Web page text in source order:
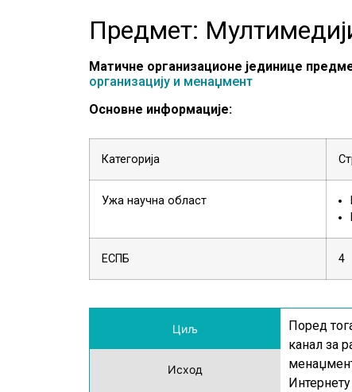
Предмет:
Матичне организационе јединице
организацију и менаџмент
Основне информације:
Категорија
Ужа научна област
ЕСПБ 4
Циљ
Исход
Поред
канал за